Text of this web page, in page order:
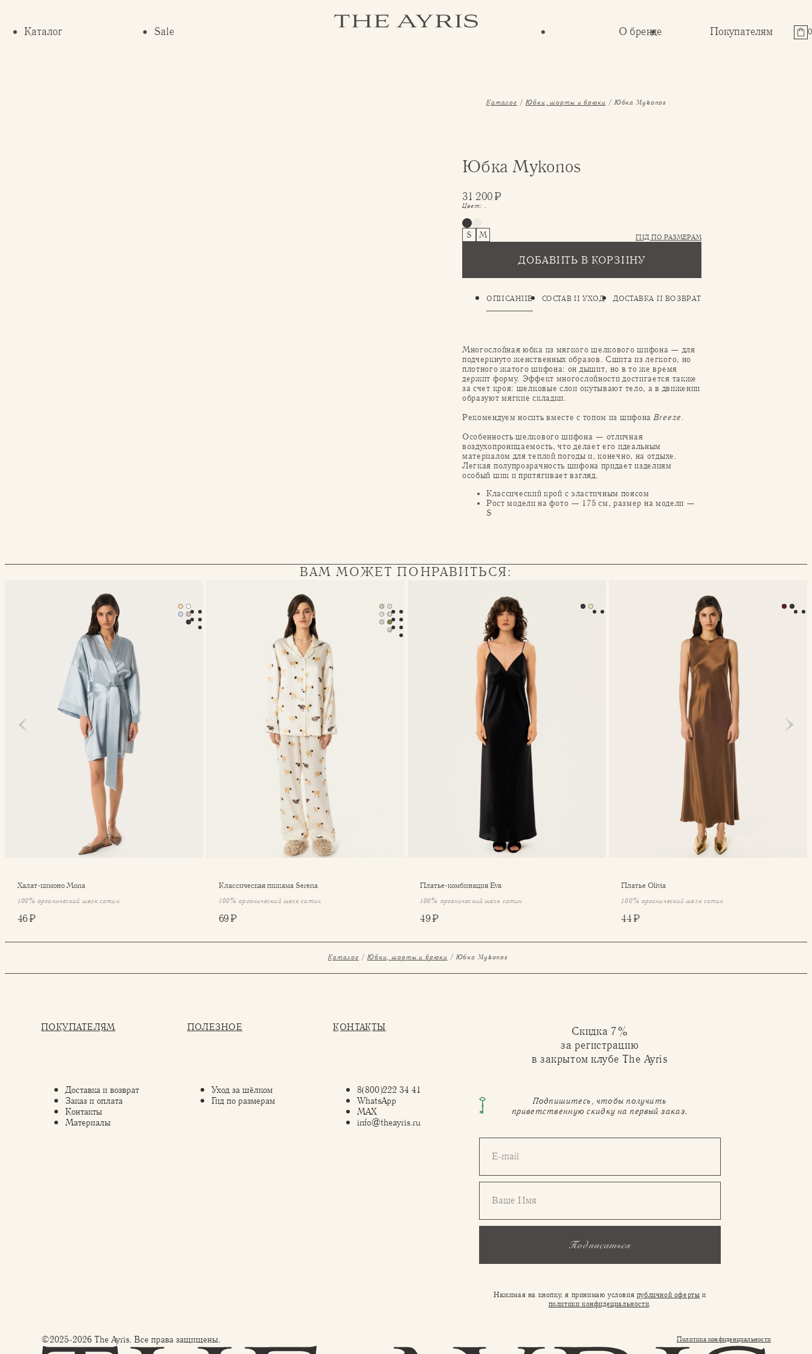
Каталог Sale О бренде Покупателям 0
Каталог Юбки, шорты и брюки Юбка Mykonos
Юбка Mykonos
31 200₽
Цвет:.
M
S ГИД ПО РАЗМЕРАМ
ДОБАВИТЬ В КОРЗИНУ
ОПИСАНИЕ СОСТАВ И УХОД ДОСТАВКА И ВОЗВРАТ
Многослойная юбка из мягкого шелкового шифона — для
подчеркнуто женственных образов. Сшита из легкого, но
плотного жатого шифона: он дышит, но в то же время
держит форму. Эффект многослойности достигается также
за счет кроя: шелковые слои окутывают тело, а в движении
образуют мягкие складки.
Рекомендуем носить вместе с топом из шифонаBreeze.
Особенность шелкового шифона — отличная
воздухопроницаемость, что делает его идеальным
материалом для теплой погоды и, конечно, на отдыхе.
Легкая полупрозрачность шифона придает изделиям
особый шик и притягивает взгляд.
Классический крой с эластичным поясом
Рост модели на фото — 175 см, размер на модели —
S
ВАМ МОЖЕТ ПОНРАВИТЬСЯ:
Халат-кимоно Mona
Халат-кимоно Mona
100% органический шелк сатин
46 ₽
Классическая пижама Serena
Классическая пижама Serena
100% органический шелк сатин
69 ₽
Платье-комбинация Eva
Платье-комбинация Eva
100% органический шелк сатин
49 ₽
Платье Olivia
100% органический шелк сатин
44 ₽
Каталог Юбки, шорты и брюки Юбка Mykonos
ПОКУПАТЕЛЯМ
Доставка и возврат
Заказ и оплата
Контакты
Материалы
ПОЛЕЗНОЕ
Уход за шёлком
Гид по размерам
КОНТАКТЫ
8(800)222 34 41
WhatsApp
MAX
info@theayris.ru
Скидка 7%
за регистрацию
в закрытом клубе The Ayris
Подпишитесь, чтобы получить
приветственную скидку на первый заказ.
E-mail
Ваше Имя
Подписаться
Нажимая на кнопку, я принимаю условия публичной оферты и
политики конфидециальности
©2025-2026 The Ayris. Все права защищены. Политика конфиденциальности